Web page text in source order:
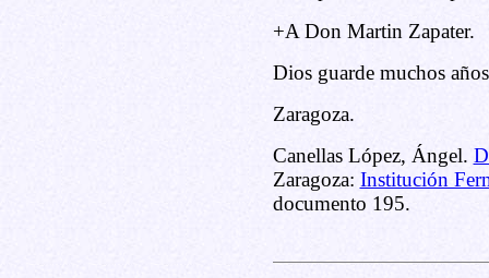
+A Don Martin Zapater.
Dios guarde muchos
Zaragoza.
Canellas López, Ángel.
Zaragoza: Institución
documento 195.